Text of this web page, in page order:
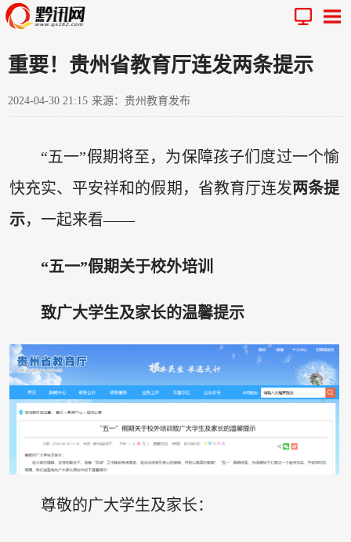
重要！贵州省教育厅连发两条提示
2024-04-30 21:15 来源：贵州教育发布
“五一”假期将至，为保障孩子们度过一个愉
快充实、平安祥和的假期，省教育厅连发两条提
示，一起来看——
“五一”假期关于校外培训
致广大学生及家长的温馨提示
尊敬的广大学生及家长：